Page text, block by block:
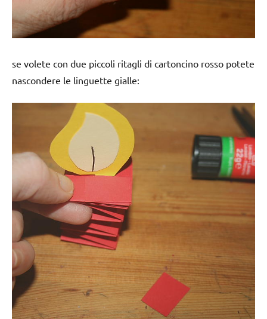
se volete con due piccoli ritagli di cartoncino rosso potete
nascondere le linguette gialle: